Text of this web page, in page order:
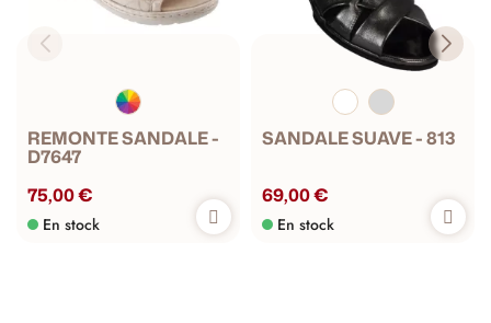
REMONTE SANDALE -
D7647
75,00 €
En stock
SANDALE SUAVE - 813
69,00 €
En stock